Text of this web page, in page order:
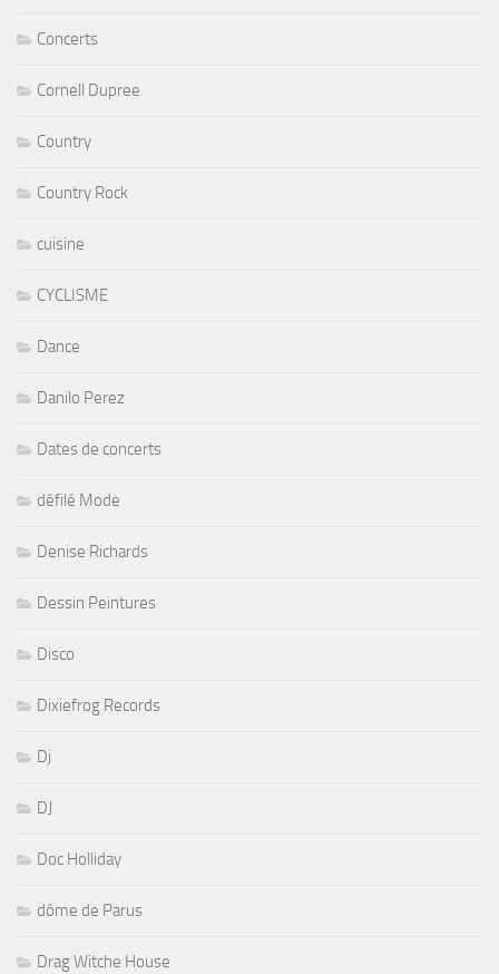
Concerts
Cornell Dupree
Country
Country Rock
cuisine
CYCLISME
Dance
Danilo Perez
Dates de concerts
défilé Mode
Denise Richards
Dessin Peintures
Disco
Dixiefrog Records
Dj
DJ
Doc Holliday
dôme de Parus
Drag Witche House